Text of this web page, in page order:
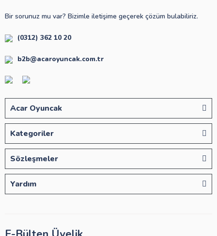
Bir sorunuz mu var? Bizimle iletişime geçerek çözüm bulabiliriz.
(0312) 362 10 20
b2b@acaroyuncak.com.tr
Acar Oyuncak
Kategoriler
Sözleşmeler
Yardım